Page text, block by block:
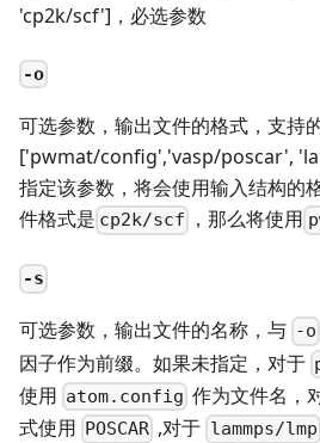
'cp2k/scf']，必选参数
-o
可选参数，输出文件的格式，支持
['pwmat/config','vasp/poscar',
指定该参数，将会使用输入结构的
件格式是 cp2k/scf ，那么将使用
-s
可选参数，输出文件的名称，与 -o
因子作为前缀。如果未指定，对于
使用 atom.config 作为文件名，
式使用
POSCAR ,对于 lammps/lmp